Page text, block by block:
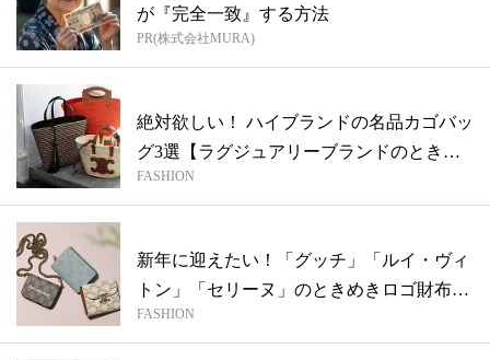
が『完全一致』する方法
PR(株式会社MURA)
絶対欲しい！ ハイブランドの名品カゴバッ
グ3選【ラグジュアリーブランドのときめ
き...
FASHION
新年に迎えたい！「グッチ」「ルイ・ヴィ
トン」「セリーヌ」のときめきロゴ財布3
選【...
FASHION